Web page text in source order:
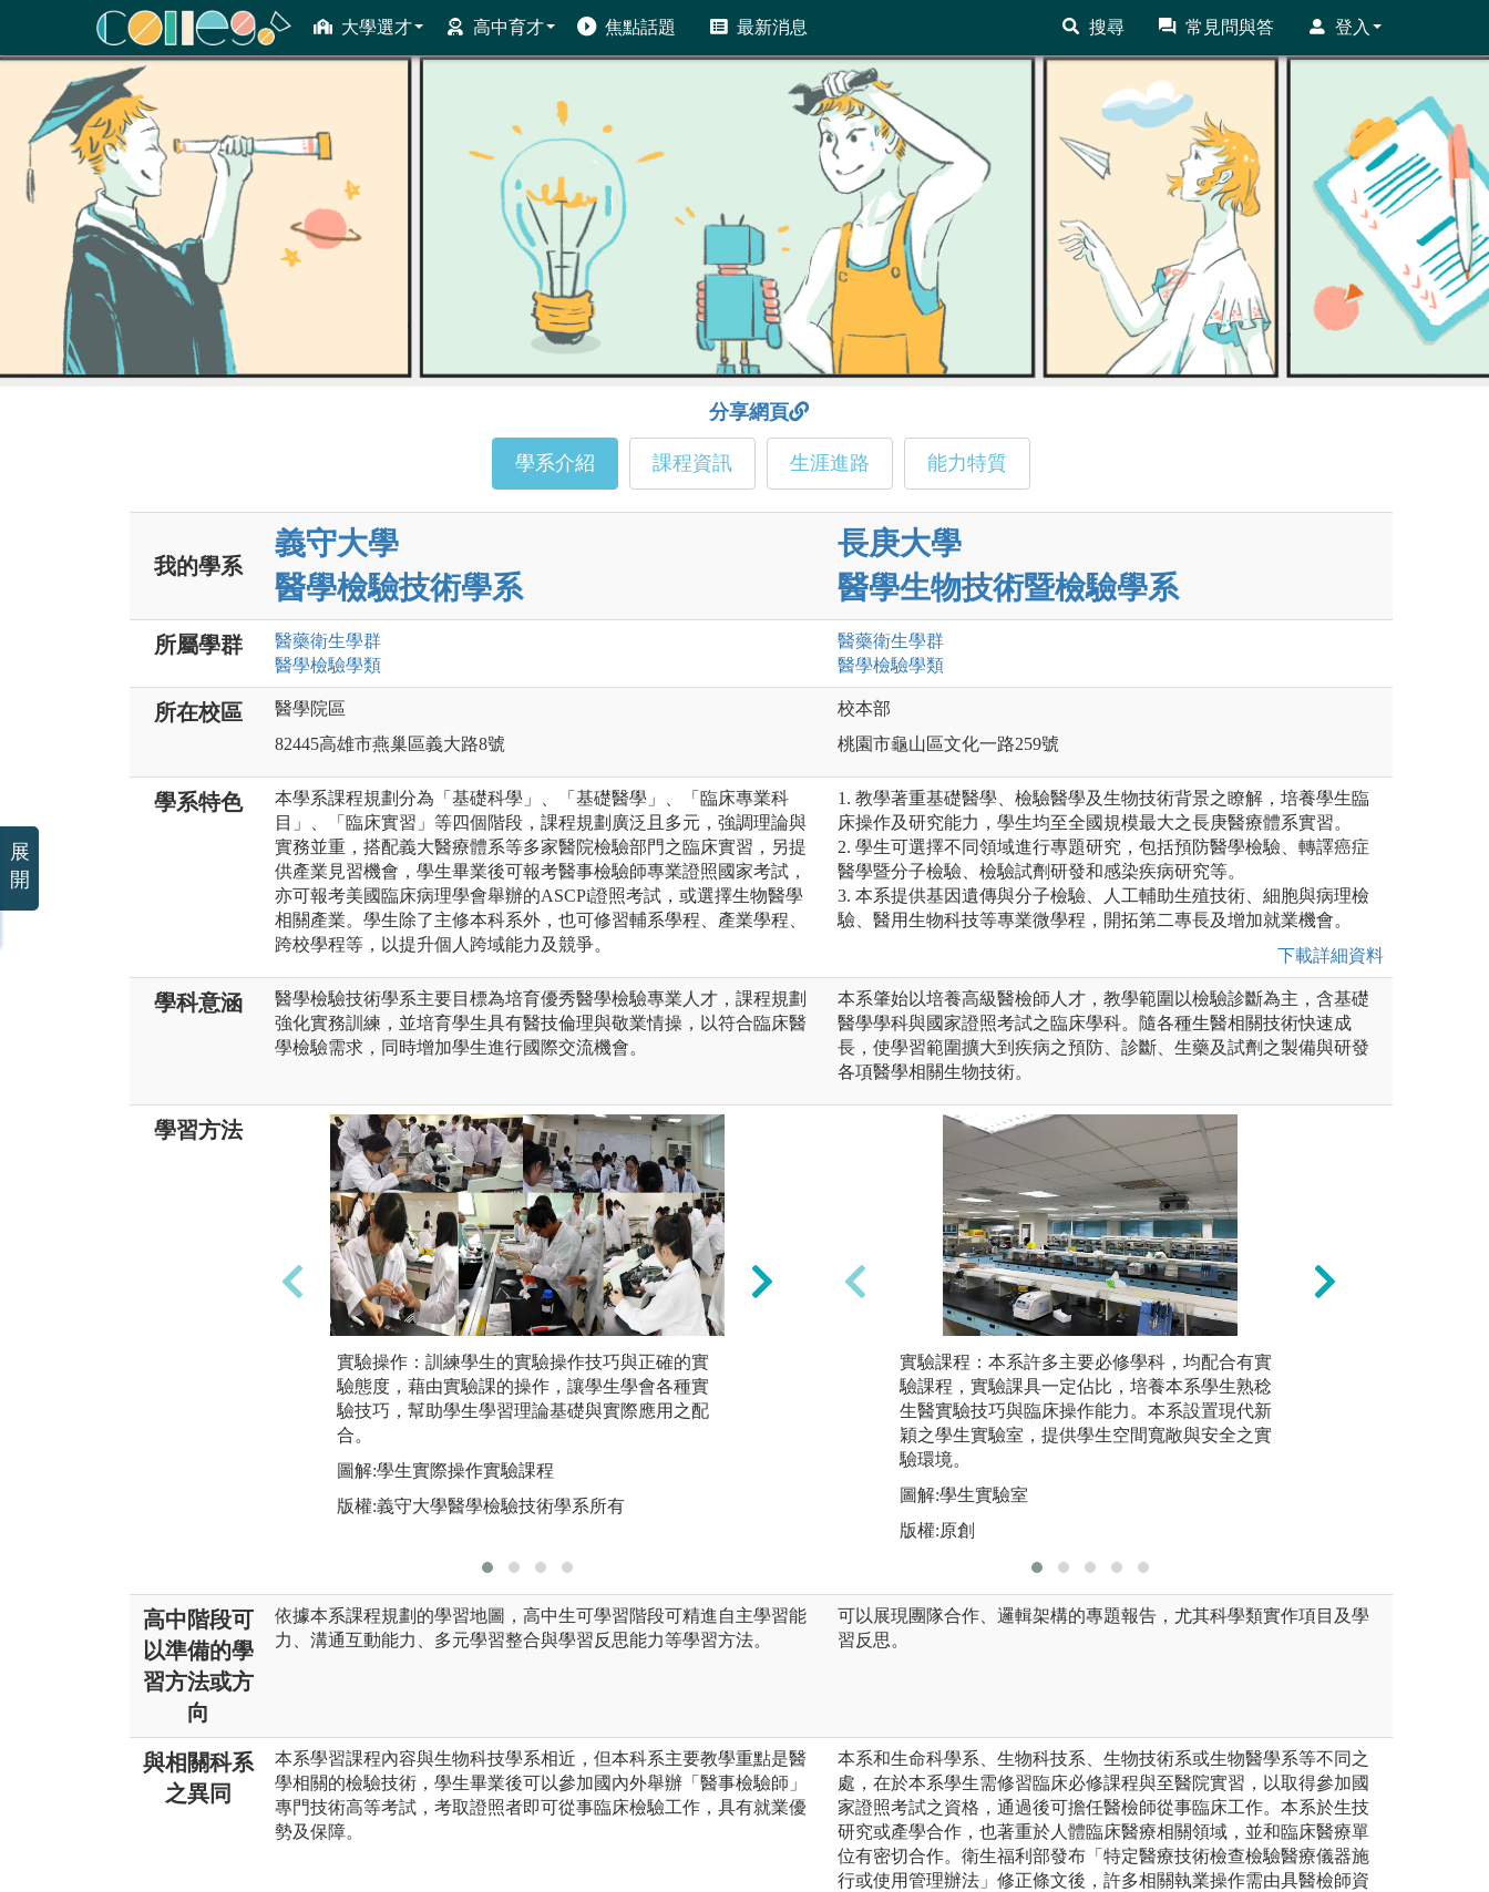
大學選才 高中育才 焦點話題 最新消息 搜尋 常見問與答 登入
ColleGo! 大學選才與高中育才輔助系統
分享網頁
學系介紹 課程資訊 生涯進路 能力特質
我的學系
義守大學
醫學檢驗技術學系
長庚大學
醫學生物技術暨檢驗學系
所屬學群 醫藥衛生學群
醫學檢驗學類
醫藥衛生學群
醫學檢驗學類
所在校區
醫學院區
82445高雄市燕巢區義大路8號
校本部
桃園市龜山區文化一路259號
學系特色
本學系課程規劃分為「基礎科學」、「基礎醫學」、「臨床專業科
目」、「臨床實習」等四個階段，課程規劃廣泛且多元，強調理論與
實務並重，搭配義大醫療體系等多家醫院檢驗部門之臨床實習，另提
供產業見習機會，學生畢業後可報考醫事檢驗師專業證照國家考試，
亦可報考美國臨床病理學會舉辦的ASCPi證照考試，或選擇生物醫學
相關產業。學生除了主修本科系外，也可修習輔系學程、產業學程、
跨校學程等，以提升個人跨域能力及競爭。
1. 教學著重基礎醫學、檢驗醫學及生物技術背景之瞭解，培養學生臨
床操作及研究能力，學生均至全國規模最大之長庚醫療體系實習。
2. 學生可選擇不同領域進行專題研究，包括預防醫學檢驗、轉譯癌症
醫學暨分子檢驗、檢驗試劑研發和感染疾病研究等。
3. 本系提供基因遺傳與分子檢驗、人工輔助生殖技術、細胞與病理檢
驗、醫用生物科技等專業微學程，開拓第二專長及增加就業機會。
下載詳細資料
學科意涵
醫學檢驗技術學系主要目標為培育優秀醫學檢驗專業人才，課程規劃
強化實務訓練，並培育學生具有醫技倫理與敬業情操，以符合臨床醫
學檢驗需求，同時增加學生進行國際交流機會。
本系肇始以培養高級醫檢師人才，教學範圍以檢驗診斷為主，含基礎
醫學學科與國家證照考試之臨床學科。隨各種生醫相關技術快速成
長，使學習範圍擴大到疾病之預防、診斷、生藥及試劑之製備與研發
各項醫學相關生物技術。
學習方法
實驗操作：訓練學生的實驗操作技巧與正確的實
驗態度，藉由實驗課的操作，讓學生學會各種實
驗技巧，幫助學生學習理論基礎與實際應用之配
合。
圖解:學生實際操作實驗課程
版權:義守大學醫學檢驗技術學系所有
小組討論：讓學生藉由分組進行主題討論的方
式，學習生物醫技相關領域概念與知識，並且學
會資料收集整理。並透過實際參與口頭報告與主
題討論的經驗，讓同學可以更全面學習如何透過
合作討論來解決問題。
圖解:學生小分組討論情形
版權:義守大學醫學檢驗技術學系所有
實驗課程：本系許多主要必修學科，均配合有實
驗課程，實驗課具一定佔比，培養本系學生熟稔
生醫實驗技巧與臨床操作能力。本系設置現代新
穎之學生實驗室，提供學生空間寬敞與安全之實
驗環境。
圖解:學生實驗室
版權:原創
高中階段可
以準備的學
習方法或方
向
依據本系課程規劃的學習地圖，高中生可學習階段可精進自主學習能
力、溝通互動能力、多元學習整合與學習反思能力等學習方法。
可以展現團隊合作、邏輯架構的專題報告，尤其科學類實作項目及學
習反思。
與相關科系
之異同
本系學習課程內容與生物科技學系相近，但本科系主要教學重點是醫
學相關的檢驗技術，學生畢業後可以參加國內外舉辦「醫事檢驗師」
專門技術高等考試，考取證照者即可從事臨床檢驗工作，具有就業優
勢及保障。
本系和生命科學系、生物科技系、生物技術系或生物醫學系等不同之
處，在於本系學生需修習臨床必修課程與至醫院實習，以取得參加國
家證照考試之資格，通過後可擔任醫檢師從事臨床工作。本系於生技
研究或產學合作，也著重於人體臨床醫療相關領域，並和臨床醫療單
位有密切合作。衛生福利部發布「特定醫療技術檢查檢驗醫療儀器施
行或使用管理辦法」修正條文後，許多相關執業操作需由具醫檢師資
展
開